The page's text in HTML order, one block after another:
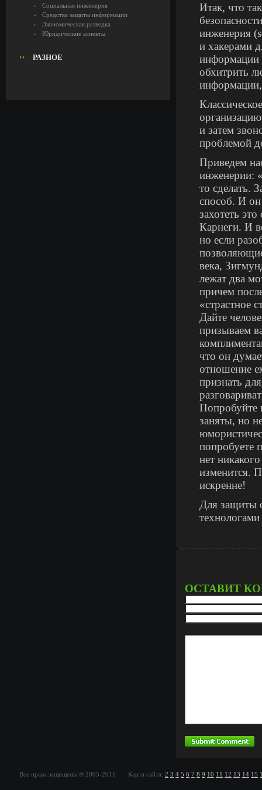
Социальная инженерия
Средства защиты информации
Экономическая разведка
Юридические аспекты
РАЗНОЕ
Итак, что
инженерия
и хакерами
информации
обхитрить
информации,
и затем
проблемой
Приведем
инженерии:
то сделать.
способ. И он
захотеть
Карнеги. И
но если
века,
лежат два
причем
«страстное
Дайте
призываем
что он
отношение
признать
Попробуйте
заняты, но
попробуете
нет
изменится.
искренне!
Для защиты
ОСТАВИТ
Все права защищены ® 2005-2011 Карта сайта: 2 3 4 5 6 7 8 9 10 11 12 13 14 15